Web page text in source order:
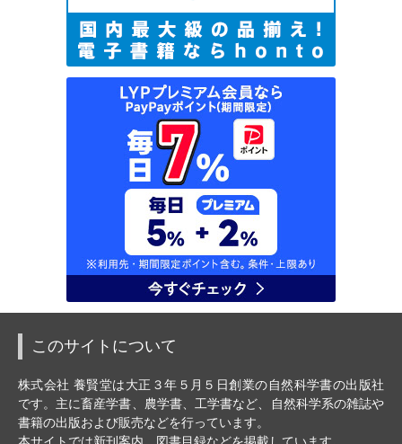
このサイトについて
株式会社 養賢堂は大正３年５月５日創業の自然科学書の出版社
です。主に畜産学書、農学書、工学書など、自然科学系の雑誌や
書籍の出版および販売などを行っています。